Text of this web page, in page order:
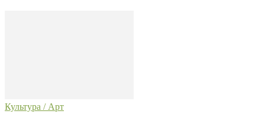
Культура / Арт